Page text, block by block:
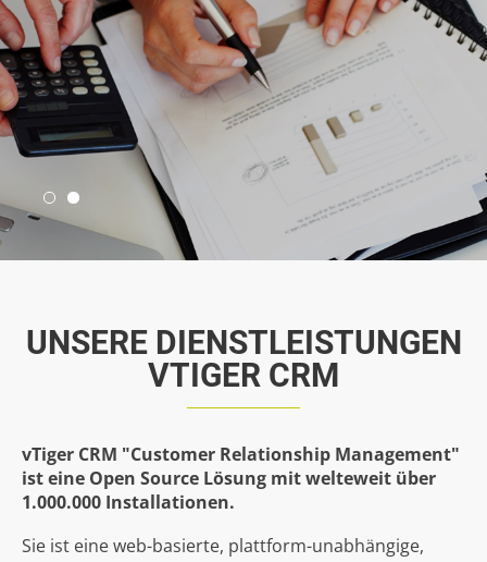
UNSERE DIENSTLEISTUNGEN
VTIGER CRM
vTiger CRM "Customer Relationship Management"
ist eine Open Source Lösung mit welteweit über
1.000.000 Installationen.
Sie ist eine web-basierte, plattform-unabhängige,